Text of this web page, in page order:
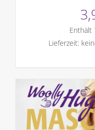
Enthält
Lieferzeit: